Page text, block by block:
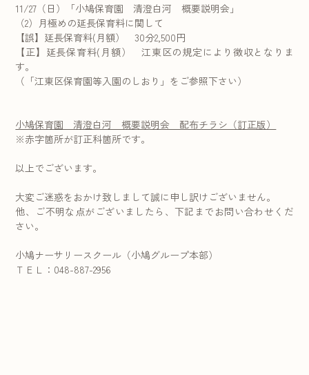
11/27（日）「小鳩保育園 清澄白河 概要説明会」
（2）月極めの延長保育料に関して
【誤】延長保育料(月額） 30分2,500円
【正】延長保育料(月額） 江東区の規定により徴収となりま
す。
（「江東区保育園等入園のしおり」をご参照下さい）
小鳩保育園 清澄白河 概要説明会 配布チラシ（訂正版）
※赤字箇所が訂正科箇所です。
以上でございます。
大変ご迷惑をおかけ致しまして誠に申し訳けございません。
他、ご不明な点がございましたら、下記までお問い合わせくだ
さい。
小鳩ナーサリースクール（小鳩グループ本部）
ＴＥＬ：048-887-2956